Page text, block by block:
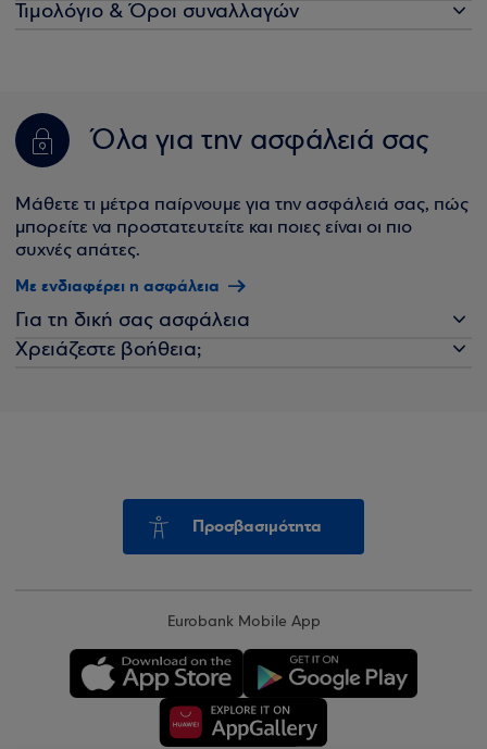
Τιμολόγιο & Όροι συναλλαγών
Όλα για την ασφάλειά σας
Μάθετε τι μέτρα παίρνουμε για την ασφάλειά σας, πώς
μπορείτε να προστατευτείτε και ποιες είναι οι πιο
συχνές απάτες.
Με ενδιαφέρει η ασφάλεια
Για τη δική σας ασφάλεια
Χρειάζεστε βοήθεια;
Προσβασιμότητα
Eurobank Mobile App